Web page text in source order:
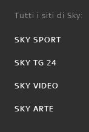
Tutti i siti di Sky:
SKY SPORT
SKY TG 24
SKY VIDEO
SKY ARTE